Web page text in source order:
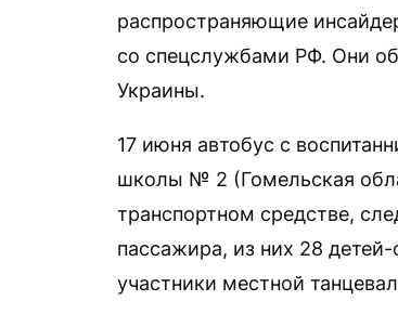
распространяющие
со спецслужбами РФ. Они
Украины.
17 июня автобус с
школы № 2 (Гомельская
транспортном средстве,
пассажира, из них 28
участники местной